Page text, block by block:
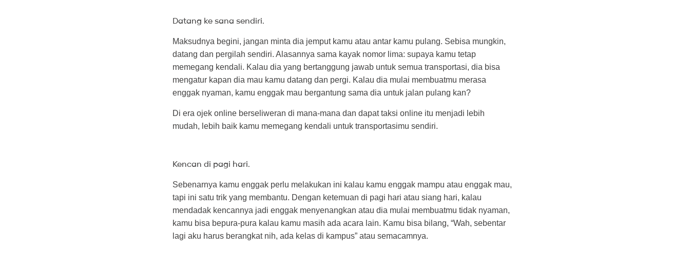
Datang ke sana sendiri.
Maksudnya begini, jangan minta dia jemput kamu atau antar kamu pulang. Sebisa mungkin,
datang dan pergilah sendiri. Alasannya sama kayak nomor lima: supaya kamu tetap
memegang kendali. Kalau dia yang bertanggung jawab untuk semua transportasi, dia bisa
mengatur kapan dia mau kamu datang dan pergi. Kalau dia mulai membuatmu merasa
enggak nyaman, kamu enggak mau bergantung sama dia untuk jalan pulang kan?
Di era ojek online berseliweran di mana-mana dan dapat taksi online itu menjadi lebih
mudah, lebih baik kamu memegang kendali untuk transportasimu sendiri.
Kencan di pagi hari.
Sebenarnya kamu enggak perlu melakukan ini kalau kamu enggak mampu atau enggak mau,
tapi ini satu trik yang membantu. Dengan ketemuan di pagi hari atau siang hari, kalau
mendadak kencannya jadi enggak menyenangkan atau dia mulai membuatmu tidak nyaman,
kamu bisa bepura-pura kalau kamu masih ada acara lain. Kamu bisa bilang, “Wah, sebentar
lagi aku harus berangkat nih, ada kelas di kampus” atau semacamnya.